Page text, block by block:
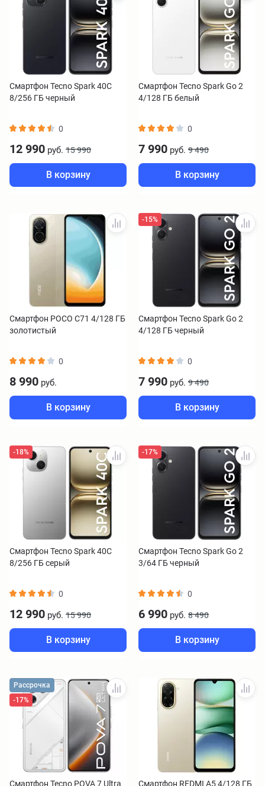
Смартфон Tecno Spark 40C
8/256 ГБ черный
0
12 990 руб. 15 990
В корзину
Смартфон Tecno Spark Go 2
4/128 ГБ белый
0
7 990 руб. 9 490
В корзину
Смартфон POCO C71 4/128 ГБ
золотистый
0
8 990 руб.
В корзину
-15%
Смартфон Tecno Spark Go 2
4/128 ГБ черный
0
7 990 руб. 9 490
В корзину
-18%
Смартфон Tecno Spark 40C
8/256 ГБ серый
0
12 990 руб. 15 990
В корзину
-17%
Смартфон Tecno Spark Go 2
3/64 ГБ черный
0
6 990 руб. 8 490
В корзину
Рассрочка
-17%
Смартфон Tecno POVA 7 Ultra Смартфон REDMI A5 4/128 ГБ